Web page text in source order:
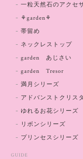
一粒天然石のアクセ
⚘garden⚘
帯留め
ネックレストップ
garden あじさい
garden Tresor
満月シリーズ
アドバンストクリス
ゆれるお花シリーズ
リボンシリーズ
プリンセスシリーズ
GUIDE